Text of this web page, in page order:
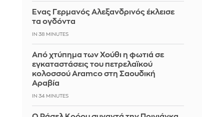
Ένας Γερμανός Αλεξανδρινός έκλεισε
τα ογδόντα
IN 38 MINUTES
Από χτύπημα των Χούθι η φωτιά σε
εγκαταστάσεις του πετρελαϊκού
κολοσσού Aramco στη Σαουδική
Αραβία
IN 34 MINUTES